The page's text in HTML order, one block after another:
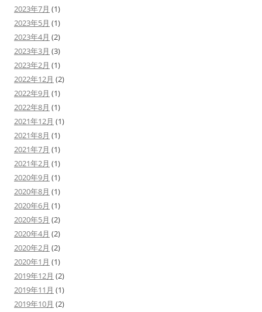
2023年7月 (1)
2023年5月 (1)
2023年4月 (2)
2023年3月 (3)
2023年2月 (1)
2022年12月 (2)
2022年9月 (1)
2022年8月 (1)
2021年12月 (1)
2021年8月 (1)
2021年7月 (1)
2021年2月 (1)
2020年9月 (1)
2020年8月 (1)
2020年6月 (1)
2020年5月 (2)
2020年4月 (2)
2020年2月 (2)
2020年1月 (1)
2019年12月 (2)
2019年11月 (1)
2019年10月 (2)